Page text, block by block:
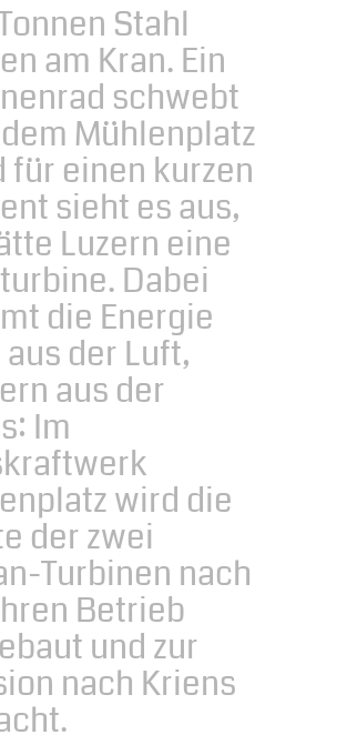
Stahl
am Kran. Ein
schwebt
Mühlenplatz
für einen kurzen
sieht es aus,
Luzern eine
Dabei
die Energie
der Luft,
aus der
Im
wird die
der zwei
Turbinen nach
Betrieb
und zur
nach Kriens